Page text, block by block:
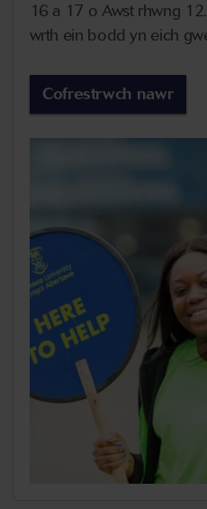
16 a 17 o Awst rhwng
wrth ein bodd yn eich
Cofrestrwch nawr